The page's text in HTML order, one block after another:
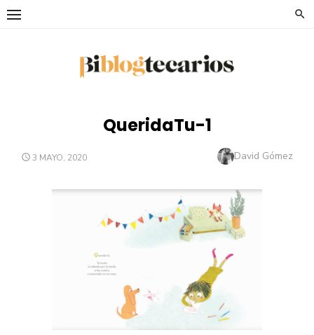
Saltar
QueridaTu-1
PUBLICADO
3 MAYO, 2020 Autor
David Gómez